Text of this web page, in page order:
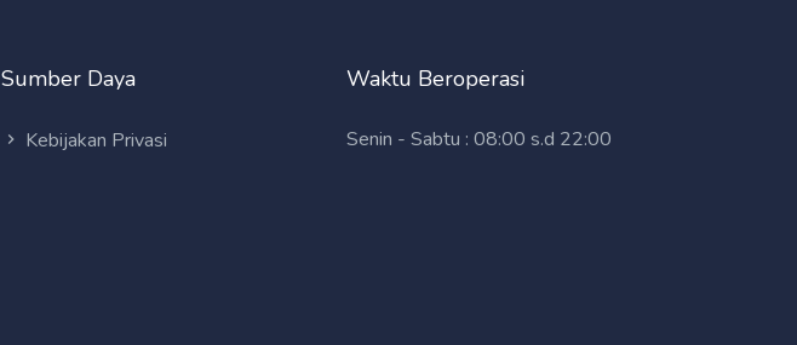
Sumber Daya
Kebijakan Privasi
Waktu Beroperasi
Senin - Sabtu : 08:00 s.d 22:00